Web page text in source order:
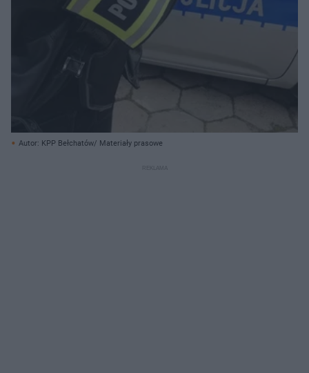
Autor: KPP Bełchatów/ Materiały prasowe